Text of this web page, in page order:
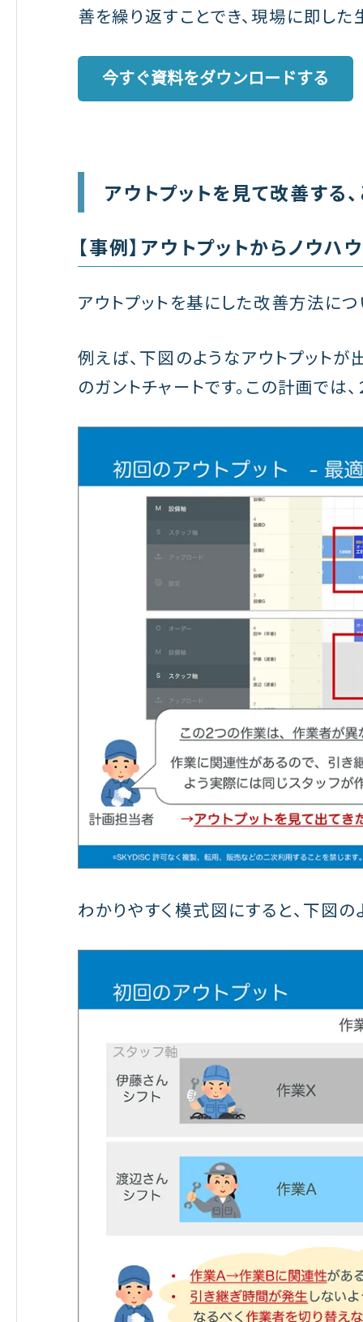
善を繰り返すことでき、現場に即し
アウトプットを見て改善する
【事例】アウトプットからノウハ
アウトプットを基にした改善方法に
例えば、下図のようなアウトプットが
のガントチャートです。この計画で
わかりやすく模式図にすると、下図の